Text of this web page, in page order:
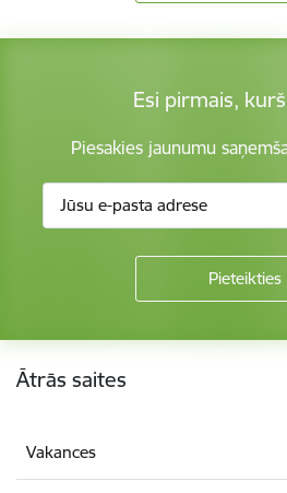
Esi pirmais,
Piesakies jaunumu
Kājene
Ātrās saites
Vakances